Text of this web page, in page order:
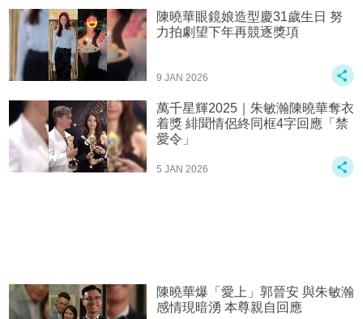
陳曉華眼鏡娘造型慶31歲生日 努
力拍劇望下年再競逐獎項
9 JAN 2026
萬千星輝2025｜朱敏瀚陳曉華奪衣
着獎 緋聞情侶終同框4字回應「禁
愛令」
5 JAN 2026
陳曉華爆「愛上」郭晉安 與朱敏瀚
感情現暗湧 本尊親自回應